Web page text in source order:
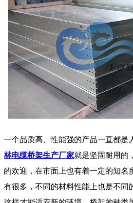
一个品质高、性能强的产品一直都是
林电缆桥架生产厂家就是坚固耐用的
的欢迎，在市面上也有着一定的知名
有很多，不同的材料性能上也是不同